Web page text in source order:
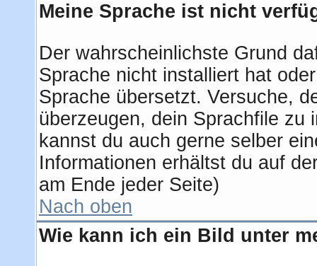
Meine Sprache ist nicht
Der wahrscheinlichste Grund
Sprache nicht installiert hat
Sprache übersetzt. Versuche,
überzeugen, dein Sprachfile zu
kannst du auch gerne selber
Informationen erhältst du auf
am Ende jeder Seite)
Nach oben
Wie kann ich ein Bild unter